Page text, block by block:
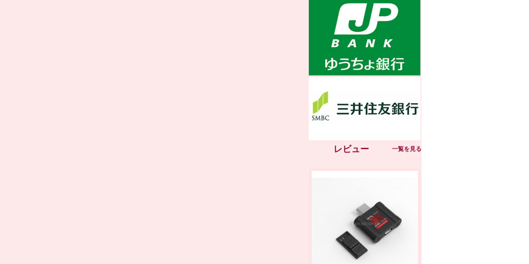
レビュー 一覧を見る